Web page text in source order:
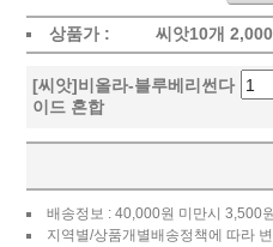
상품가 : 씨앗10개 2,000
[씨앗]비올라-블루베리썬다
이드 혼합
배송정보 : 40,000원 미만시 3,500
지역별/상품개별배송정책에 따라